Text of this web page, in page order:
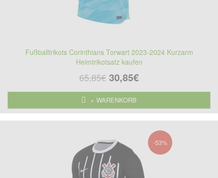
Fußballtrikots Corinthians Torwart 2023-2024 Kurzarm
Heimtrikotsatz kaufen
65,85€ 30,85€
+ WARENKORB
-53%